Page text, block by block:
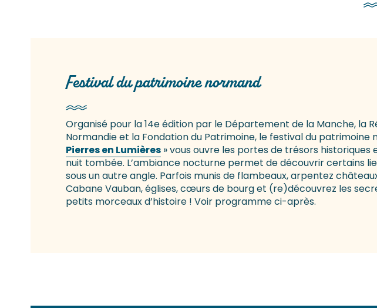
Festival du patrimoine normand
Organisé pour la 14e édition par le Département de la Manche, la
Normandie et la Fondation du Patrimoine, le festival du patrimoine
Pierres en Lumières » vous ouvre les portes de trésors historiques
nuit tombée. L’ambiance nocturne permet de découvrir certains
sous un autre angle. Parfois munis de flambeaux, arpentez
Cabane Vauban, églises, cœurs de bourg et (re)découvrez les
petits morceaux d’histoire ! Voir programme ci-après.